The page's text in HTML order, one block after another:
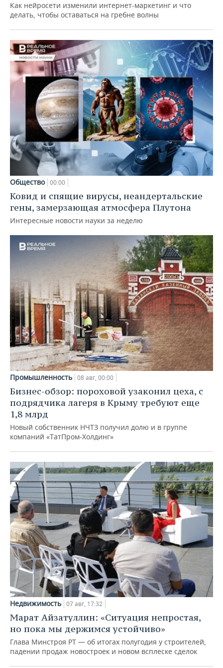
Как нейросети изменили интернет-маркетинг и что
делать, чтобы оставаться на гребне волны
Общество 00:00
Ковид и спящие вирусы, неандертальские
гены, замерзающая атмосфера Плутона
Интересные новости науки за неделю
Промышленность 08 авг, 00:00
Бизнес-обзор: пороховой узаконил цеха, с
подрядчика лагеря в Крыму требуют еще
1,8 млрд
Новый собственник НЧТЗ получил долю и в группе
компаний «ТатПром-Холдинг»
Недвижимость 07 авг, 17:32
Марат Айзатуллин: «Ситуация непростая,
но пока мы держимся устойчиво»
Глава Минстроя РТ — об итогах полугодия у строителей,
падении продаж новостроек и новом всплеске сделок